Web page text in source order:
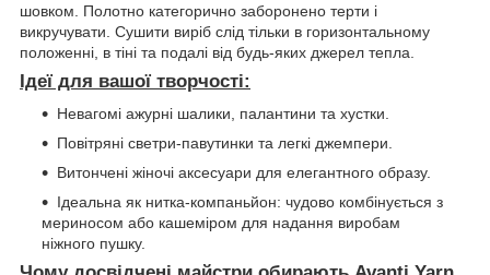
шовком. Полотно категорично заборонено терти і
викручувати. Сушити виріб слід тільки в горизонтальному
положенні, в тіні та подалі від будь-яких джерел тепла.
Ідеї для вашої творчості:
Невагомі ажурні шалики, палантини та хустки.
Повітряні светри-павутинки та легкі джемпери.
Витончені жіночі аксесуари для елегантного образу.
Ідеальна як нитка-компаньйон: чудово комбінується з
мериносом або кашеміром для надання виробам
ніжного пушку.